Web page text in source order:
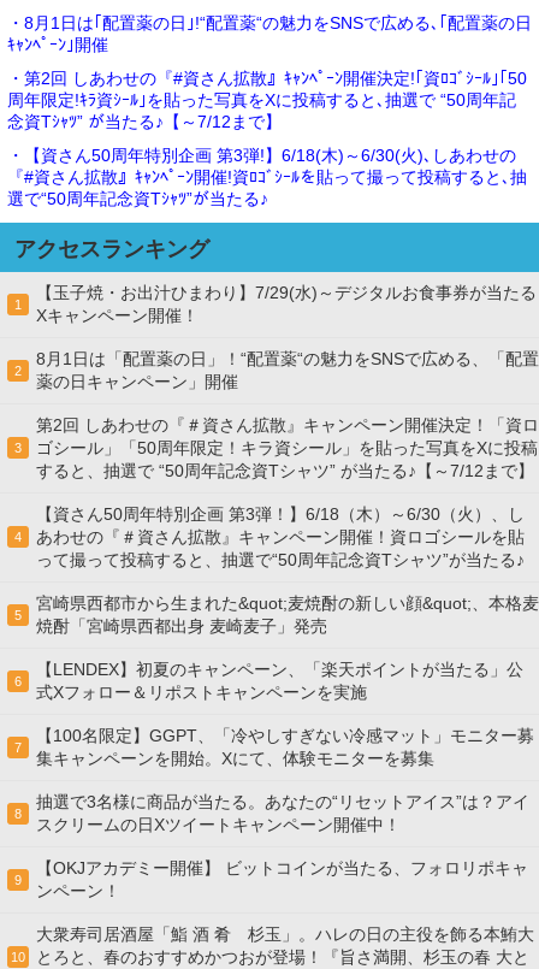
・8月1日は｢配置薬の日｣!“配置薬“の魅力をSNSで広める､｢配置薬の日
ｷｬﾝﾍﾟｰﾝ｣開催
・第2回 しあわせの『#資さん拡散』ｷｬﾝﾍﾟｰﾝ開催決定!｢資ﾛｺﾞｼｰﾙ｣｢50
周年限定!ｷﾗ資ｼｰﾙ｣を貼った写真をXに投稿すると､抽選で “50周年記
念資Tｼｬﾂ” が当たる♪【～7/12まで】
・【資さん50周年特別企画 第3弾!】6/18(木)～6/30(火)､しあわせの
『#資さん拡散』ｷｬﾝﾍﾟｰﾝ開催!資ﾛｺﾞｼｰﾙを貼って撮って投稿すると､抽
選で“50周年記念資Tｼｬﾂ”が当たる♪
アクセスランキング
1
【玉子焼・お出汁ひまわり】7/29(水)～デジタルお食事券が当たる
Xキャンペーン開催！
2
8月1日は「配置薬の日」！“配置薬“の魅力をSNSで広める、「配置
薬の日キャンペーン」開催
3
第2回 しあわせの『＃資さん拡散』キャンペーン開催決定！「資ロ
ゴシール」「50周年限定！キラ資シール」を貼った写真をXに投稿
すると、抽選で “50周年記念資Tシャツ” が当たる♪【～7/12まで】
4
【資さん50周年特別企画 第3弾！】6/18（木）～6/30（火）、し
あわせの『＃資さん拡散』キャンペーン開催！資ロゴシールを貼
って撮って投稿すると、抽選で“50周年記念資Tシャツ”が当たる♪
5
宮崎県西都市から生まれた&quot;麦焼酎の新しい顔&quot;、本格麦
焼酎「宮崎県西都出身 麦崎麦子」発売
6
【LENDEX】初夏のキャンペーン、「楽天ポイントが当たる」公
式Xフォロー＆リポストキャンペーンを実施
7
【100名限定】GGPT、「冷やしすぎない冷感マット」モニター募
集キャンペーンを開始。Xにて、体験モニターを募集
8
抽選で3名様に商品が当たる。あなたの“リセットアイス”は？アイ
スクリームの日Xツイートキャンペーン開催中！
9
【OKJアカデミー開催】 ビットコインが当たる、フォロリポキャ
ンペーン！
10
大衆寿司居酒屋「鮨 酒 肴 杉玉」。ハレの日の主役を飾る本鮪大
とろと、春のおすすめかつおが登場！『旨さ満開、杉玉の春 大と